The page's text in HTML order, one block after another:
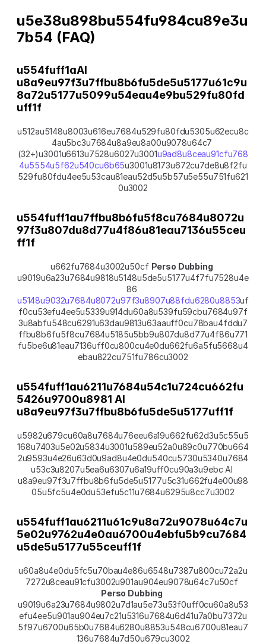
u5e38u898bu554fu984cu89e3u
7b54 (FAQ)
u554fuff1aAI
u8a9eu97f3u7ffbu8b6fu5de5u5177u61c9u
8a72u5177u5099u54eau4e9bu529fu80fd
uff1f
u512au5148u8003u616eu7684u529fu80fdu5305u62ecu8c
4au5bc3u7684u8a9eu8a00u9078u64c7
(32+)u3001u6613u7528u6027u3001u9ad8u8ceau91cfu768
4u5554u5f62u540cu6b65u3001u8173u672cu7de8u8f2fu
529fu80fdu4ee5u53cau81eau52d5u5b57u5e55u751fu621
0u3002
u554fuff1au7ffbu8b6fu5f8cu7684u8072u
97f3u807du8d77u4f86u81eau7136u55ceu
ff1f
u662fu7684u3002u50cf Perso Dubbing
u9019u6a23u7684u9818u5148u5de5u5177u4f7fu7528u4e
u5148u9032u7684u8072u97f3u8907u88fdu6280u8853uf
f0cu53efu4ee5u5339u914du60a8u539fu59cbu7684u97f
3u8abfu548cu6291u63dau9813u63aauff0cu78bau4fddu7
ffbu8b6fu5f8cu7684u5185u5bb9u807du8d77u4f86u771
fu5be6u81eau7136uff0cu800cu4e0du662fu6a5fu5668u4
ebau822cu751fu786cu3002
u554fuff1au6211u7684u54c1u724cu662fu
5426u9700u8981 AI
u8a9eu97f3u7ffbu8b6fu5de5u5177uff1f
u5982u679cu60a8u7684u76eeu6a19u662fu62d3u5c55u5
168u7403u5e02u5834u3001u589eu52a0u89c0u770bu664
2u9593u4e26u63d0u9ad8u4e0du540cu5730u5340u7684
u53c3u8207u5ea6u6307u6a19uff0cu90a3u9ebc AI
u8a9eu97f3u7ffbu8b6fu5de5u5177u5c31u662fu4e00u98
05u5fc5u4e0du53efu5c11u7684u6295u8cc7u3002
u554fuff1au6211u61c9u8a72u9078u64c7u
5e02u9762u4e0au6700u4ebfu5b9cu7684
u5de5u5177u55ceuff1f
u60a8u4e0du5fc5u70bau4e86u6548u7387u800cu72a2u
7272u8ceau91cfu3002u901au904eu9078u64c7u50cf
Perso Dubbing
u9019u6a23u7684u9802u7d1au5e73u53f0uff0cu60a8u53
efu4ee5u901au904eu7c21u5316u7684u6d41u7a0bu7372u
5f97u6700u65b0u7684u6280u8853u548cu6700u81eau7
136u7684u7d50u679cu3002